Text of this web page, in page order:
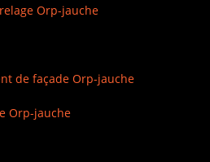
Orp-jauche
de façade Orp-jauche
Orp-jauche